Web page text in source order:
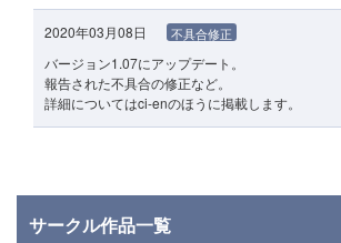
2020年03月08日 不具合修正
バージョン1.07にアップデート。
報告された不具合の修正など。
詳細についてはci-enのほうに掲載します。
サークル作品一覧